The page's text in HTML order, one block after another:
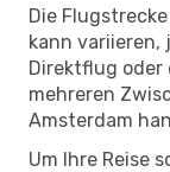
Die
kann variieren,
Direktflug oder
mehreren
Amsterdam
Um Ihre Reise